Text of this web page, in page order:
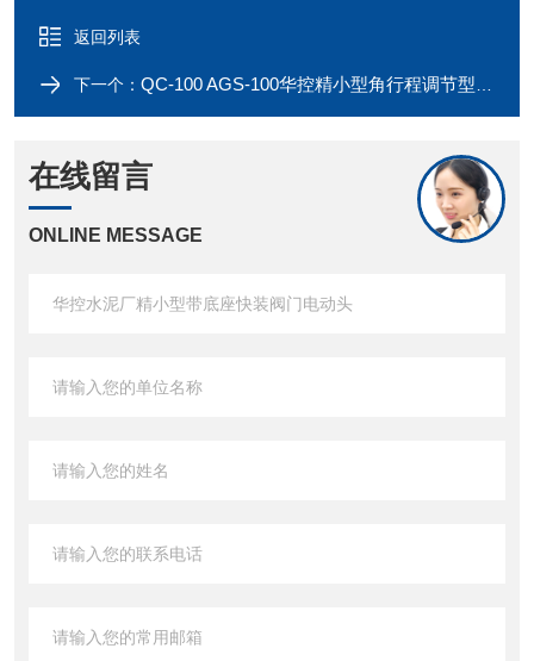
返回列表
下一个： QC-100 AGS-100华控精小型角行程调节型电动阀门执行器
在线留言
ONLINE MESSAGE